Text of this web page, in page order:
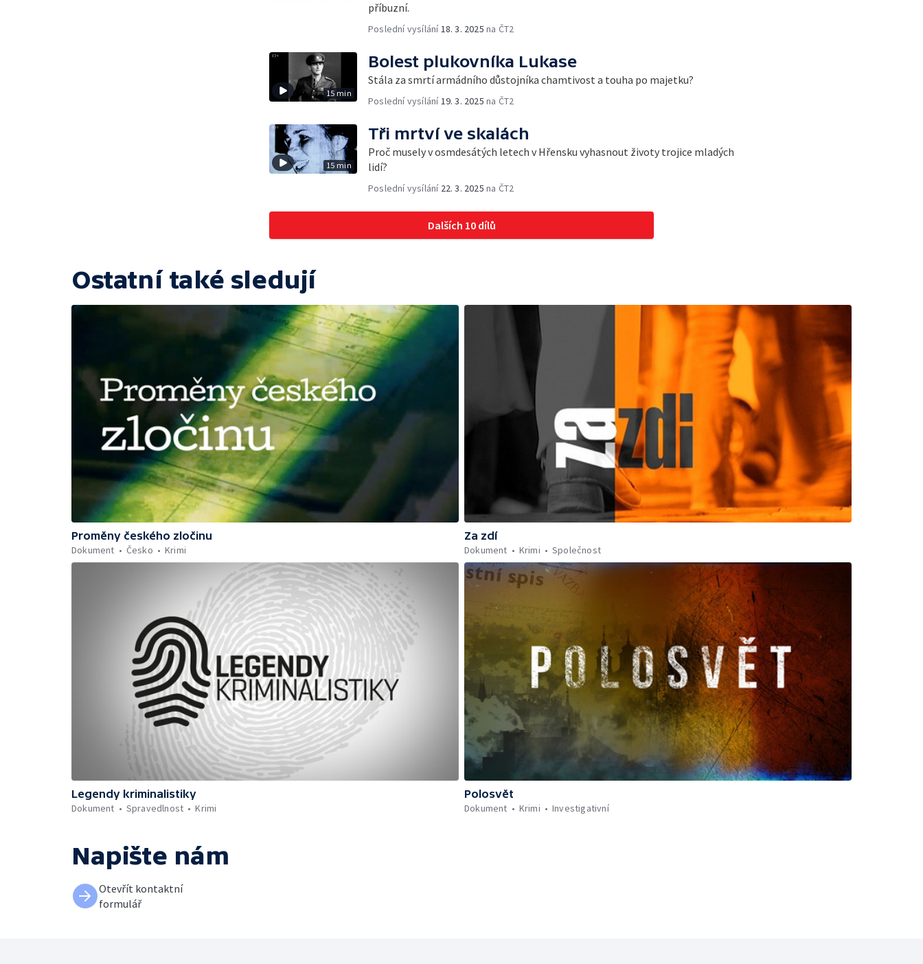
příbuzní.
Poslední vysílání18. 3. 2025 na ČT2
15 min
Bolest plukovníka Lukase
Stála za smrtí armádního důstojníka chamtivost a touha po majetku?
Poslední vysílání19. 3. 2025 na ČT2
15 min
Tři mrtví ve skalách
Proč musely v osmdesátých letech v Hřensku vyhasnout životy trojice mladých
lidí?
Poslední vysílání 22. 3. 2025 na ČT2
Dalších 10 dílů
Ostatní také sledují
Proměny českého zločinu
Dokument
Česko Krimi
Za zdí
Dokument
Krimi Společnost
Legendy kriminalistiky
Dokument
Spravedlnost Krimi
Polosvět
Dokument
Krimi Investigativní
Napište nám
Otevřít kontaktní
formulář